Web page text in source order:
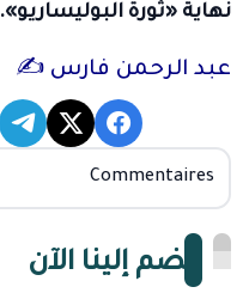
نهاية «ثورة البوليساريو».
عبد الرحمن فارس ✍️
Commentaires
انضم إلينا الآن